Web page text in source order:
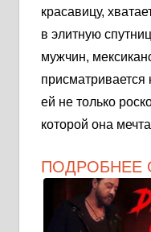
красавицу,
в элитную
мужчин,
присматривается
ей не только
которой она
ПОДРОБНЕЕ